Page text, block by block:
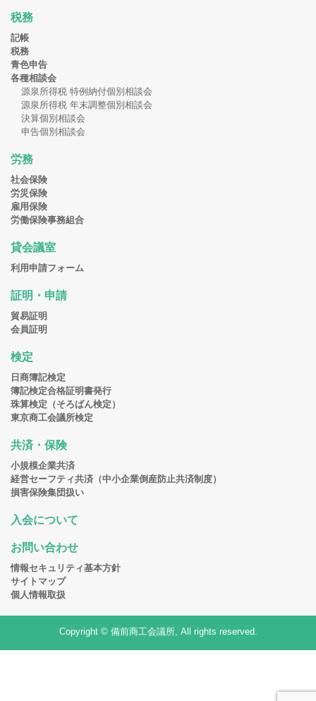
税務
記帳
税務
青色申告
各種相談会
源泉所得税 特例納付個別相談会
源泉所得税 年末調整個別相談会
決算個別相談会
申告個別相談会
労務
社会保険
労災保険
雇用保険
労働保険事務組合
貸会議室
利用申請フォーム
証明・申請
貿易証明
会員証明
検定
日商簿記検定
簿記検定合格証明書発行
珠算検定（そろばん検定）
東京商工会議所検定
共済・保険
小規模企業共済
経営セーフティ共済（中小企業倒産防止共済制度）
損害保険集団扱い
入会について
お問い合わせ
情報セキュリティ基本方針
サイトマップ
個人情報取扱
Copyright © 備前商工会議所, All rights reserved.